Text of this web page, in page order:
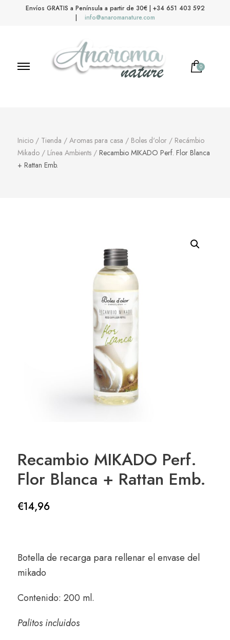
Envíos GRATIS a Península a partir de 30€ | +34 651 403 592
|
info@anaromanature.com
0
Inicio / Tienda / Aromas para casa / Boles d'olor / Recámbio
Mikado / Línea Ambients / Recambio MIKADO Perf. Flor Blanca
+ Rattan Emb.
Recambio MIKADO Perf.
Flor Blanca + Rattan Emb.
€14,96
Botella de recarga para rellenar el envase del
mikado
Contenido: 200 ml.
Palitos incluidos